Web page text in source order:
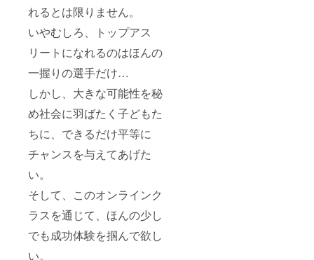
れるとは限りません。
いやむしろ、トップアス
リートになれるのはほんの
一握りの選手だけ…
しかし、大きな可能性を秘
め社会に羽ばたく子どもた
ちに、できるだけ平等に
チャンスを与えてあげた
い。
そして、このオンラインク
ラスを通じて、ほんの少し
でも成功体験を掴んで欲し
い。